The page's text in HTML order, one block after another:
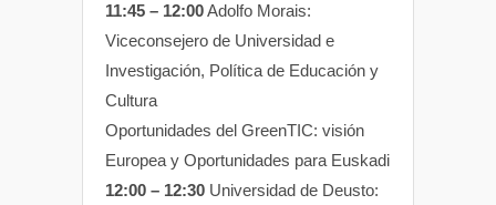
11:45 – 12:00Adolfo Morais:
Viceconsejero de Universidad e
Investigación, Política de Educación y
Cultura
Oportunidades del GreenTIC: visión
Europea y Oportunidades para Euskadi
12:00 – 12:30 Universidad de Deusto: